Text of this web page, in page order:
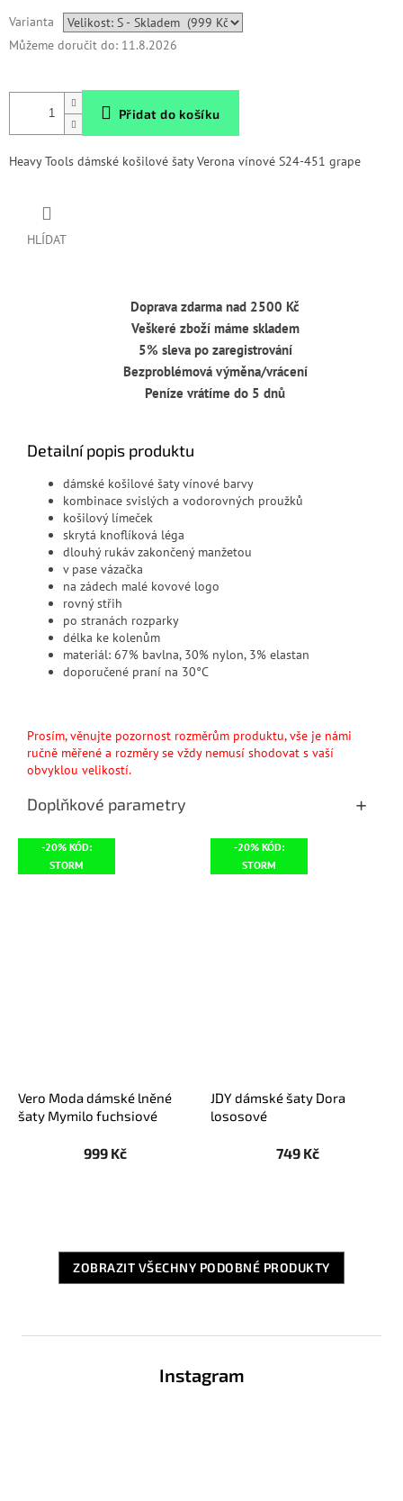
cena:
Varianta
Můžeme doručit do: 11.8.2026
Přidat do košíku
Heavy Tools dámské košilové šaty Verona vínové S24-451 grape
HLÍDAT
Doprava zdarma nad 2500 Kč
Veškeré zboží máme skladem
5% sleva po zaregistrování
Bezproblémová výměna/vrácení
Peníze vrátíme do 5 dnů
Detailní popis produktu
dámské košilové šaty vínové barvy
kombinace svislých a vodorovných proužků
košilový límeček
skrytá knoflíková léga
dlouhý rukáv zakončený manžetou
v pase vázačka
na zádech malé kovové logo
rovný střih
po stranách rozparky
délka ke kolenům
materiál: 67% bavlna, 30% nylon, 3% elastan
doporučené praní na 30°C
Prosím, věnujte pozornost rozměrům produktu, vše je námi
ručně měřené a rozměry se vždy nemusí shodovat s vaší
obvyklou velikostí.
Doplňkové parametry
-20% KÓD:
STORM
Vero Moda dámské lněné
šaty Mymilo fuchsiové
999 Kč
-20% KÓD:
STORM
JDY dámské šaty Dora
lososové
749 Kč
ZOBRAZIT VŠECHNY PODOBNÉ PRODUKTY
Instagram